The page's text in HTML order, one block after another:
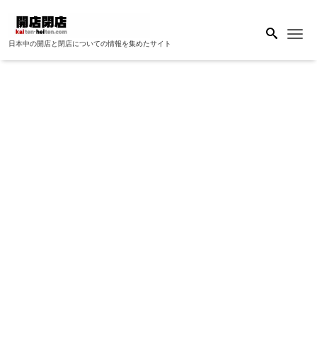
日本中の開店と閉店についての情報を集めたサイト